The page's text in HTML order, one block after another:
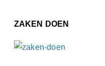
ZAKEN DOEN